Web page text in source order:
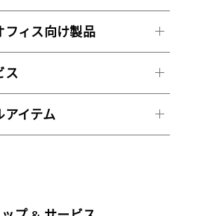
フィス向け製品
ス
アイテム